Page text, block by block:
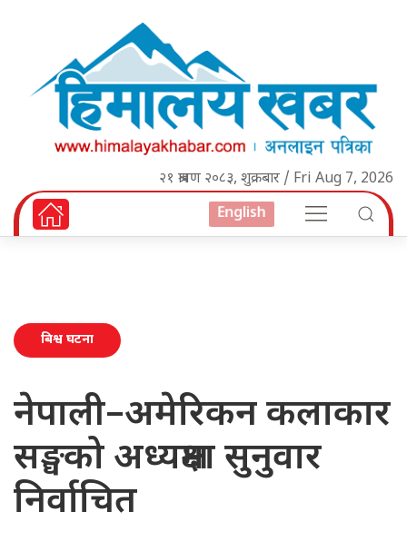
२१ श्रावण २०८३, शुक्रबार / Fri Aug 7, 2026
English
बिश्व घटना
नेपाली–अमेरिकन कलाकार
सङ्घको अध्यक्षमा सुनुवार
निर्वाचित